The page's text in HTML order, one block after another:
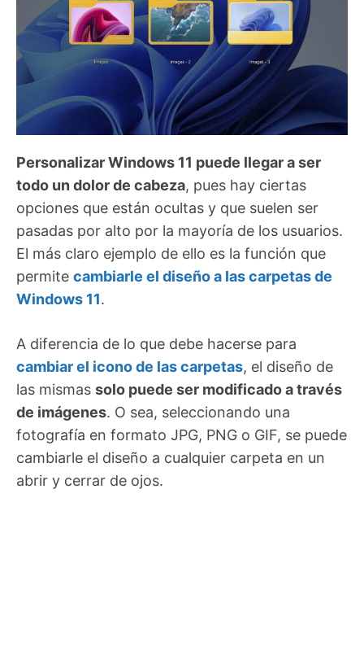
Personalizar Windows 11 puede llegar a ser
todo un dolor de cabeza, pues hay ciertas
opciones que están ocultas y que suelen ser
pasadas por alto por la mayoría de los usuarios.
El más claro ejemplo de ello es la función que
permite cambiarle el diseño a las carpetas de
Windows 11.
A diferencia de lo que debe hacerse para
cambiar el icono de las carpetas, el diseño de
las mismas solo puede ser modificado a través
de imágenes. O sea, seleccionando una
fotografía en formato JPG, PNG o GIF, se puede
cambiarle el diseño a cualquier carpeta en un
abrir y cerrar de ojos.